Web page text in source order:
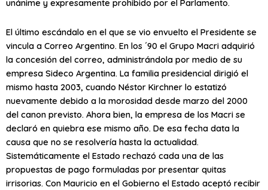
unánime y expresamente prohibido por el Parlamento.
El último escándalo en el que se vio envuelto el Presidente se
vincula a Correo Argentino. En los ´90 el Grupo Macri adquirió
la concesión del correo, administrándola por medio de su
empresa Sideco Argentina. La familia presidencial dirigió el
mismo hasta 2003, cuando Néstor Kirchner lo estatizó
nuevamente debido a la morosidad desde marzo del 2000
del canon previsto. Ahora bien, la empresa de los Macri se
declaró en quiebra ese mismo año. De esa fecha data la
causa que no se resolvería hasta la actualidad.
Sistemáticamente el Estado rechazó cada una de las
propuestas de pago formuladas por presentar quitas
irrisorias. Con Mauricio en el Gobierno el Estado aceptó recibir